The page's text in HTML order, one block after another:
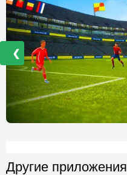
❮
Другие приложения